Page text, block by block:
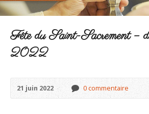
Fête du Saint-Sacrement –
2022
21 juin 2022 0 commentaire